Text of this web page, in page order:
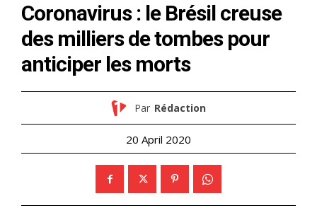
Coronavirus : le Brésil creuse
des milliers de tombes pour
anticiper les morts
Par Rédaction
20 April 2020